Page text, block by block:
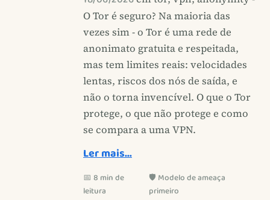
O Tor é seguro? Na maioria das
vezes sim - o Tor é uma rede de
anonimato gratuita e respeitada,
mas tem limites reais: velocidades
lentas, riscos dos nós de saída, e
não o torna invencível. O que o Tor
protege, o que não protege e como
se compara a uma VPN.
Ler mais…
📅 8 min de
leitura
🛡️ Modelo de ameaça
primeiro